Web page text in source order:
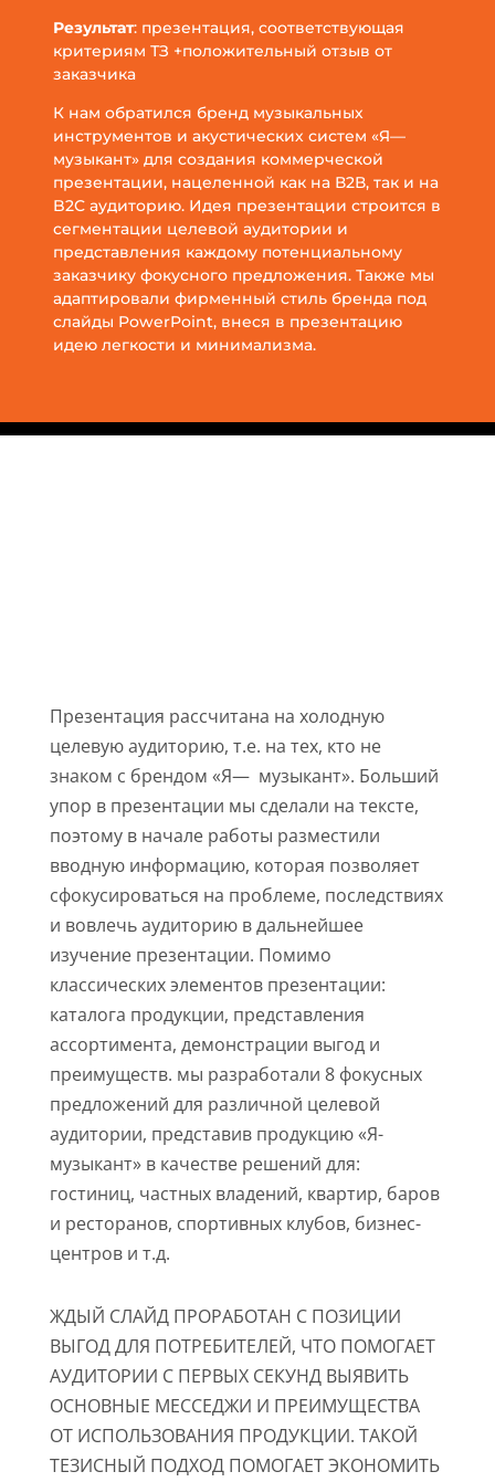
Результат: презентация, соответствующая
критериям ТЗ +положительный отзыв от
заказчика
К нам обратился бренд музыкальных
инструментов и акустических систем «Я—
музыкант» для создания коммерческой
презентации, нацеленной как на В2В, так и на
B2C аудиторию. Идея презентации строится в
сегментации целевой аудитории и
представления каждому потенциальному
заказчику фокусного предложения. Также мы
адаптировали фирменный стиль бренда под
слайды PowerPoint, внеся в презентацию
идею легкости и минимализма.
Презентация рассчитана на холодную
целевую аудиторию, т.е. на тех, кто не
знаком с брендом «Я— музыкант». Больший
упор в презентации мы сделали на тексте,
поэтому в начале работы разместили
вводную информацию, которая позволяет
сфокусироваться на проблеме, последствиях
и вовлечь аудиторию в дальнейшее
изучение презентации. Помимо
классических элементов презентации:
каталога продукции, представления
ассортимента, демонстрации выгод и
преимуществ. мы разработали 8 фокусных
предложений для различной целевой
аудитории, представив продукцию «Я-
музыкант» в качестве решений для:
гостиниц, частных владений, квартир, баров
и ресторанов, спортивных клубов, бизнес-
центров и т.д.
ЖДЫЙ СЛАЙД ПРОРАБОТАН С ПОЗИЦИИ
ВЫГОД ДЛЯ ПОТРЕБИТЕЛЕЙ, ЧТО ПОМОГАЕТ
АУДИТОРИИ С ПЕРВЫХ СЕКУНД ВЫЯВИТЬ
ОСНОВНЫЕ МЕССЕДЖИ И ПРЕИМУЩЕСТВА
ОТ ИСПОЛЬЗОВАНИЯ ПРОДУКЦИИ. ТАКОЙ
ТЕЗИСНЫЙ ПОДХОД ПОМОГАЕТ ЭКОНОМИТЬ